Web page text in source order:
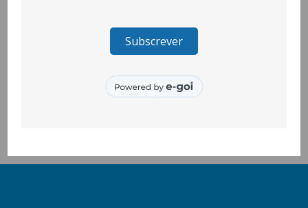
Portuguesa e pelo Instituto Português do Desporto e
Juventude, I.P. e é cofinanciado pelo Pessoas 2030, Portugal